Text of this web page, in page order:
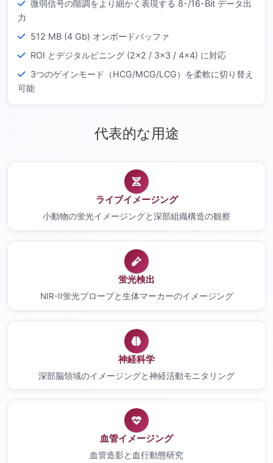
微弱信号の階調をより細かく表現する 8-/16-Bit データ出
力
512 MB (4 Gb) オンボードバッファ
ROI とデジタルビニング (2×2 / 3×3 / 4×4) に対応
3つのゲインモード（HCG/MCG/LCG）を柔軟に切り替え
可能
代表的な用途
ライブイメージング
小動物の蛍光イメージングと深部組織構造の観察
蛍光検出
NIR-II蛍光プローブと生体マーカーのイメージング
神経科学
深部脳領域のイメージングと神経活動モニタリング
血管イメージング
血管造影と血行動態研究